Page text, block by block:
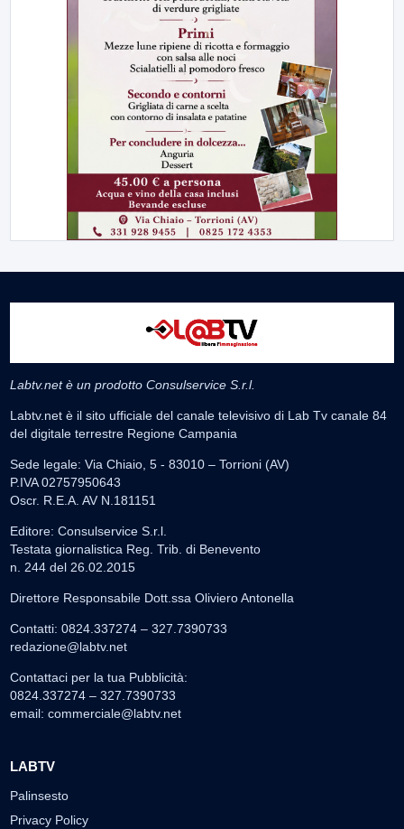
Labtv.net è un prodotto Consulservice S.r.l.
Labtv.net è il sito ufficiale del canale televisivo di Lab Tv canale 84
del digitale terrestre Regione Campania
Sede legale: Via Chiaio, 5 - 83010 – Torrioni (AV)
P.IVA 02757950643
Oscr. R.E.A. AV N.181151
Editore: Consulservice S.r.l.
Testata giornalistica Reg. Trib. di Benevento
n. 244 del 26.02.2015
Direttore Responsabile Dott.ssa Oliviero Antonella
Contatti: 0824.337274 – 327.7390733
redazione@labtv.net
Contattaci per la tua Pubblicità:
0824.337274 – 327.7390733
email: commerciale@labtv.net
LABTV
Palinsesto
Privacy Policy